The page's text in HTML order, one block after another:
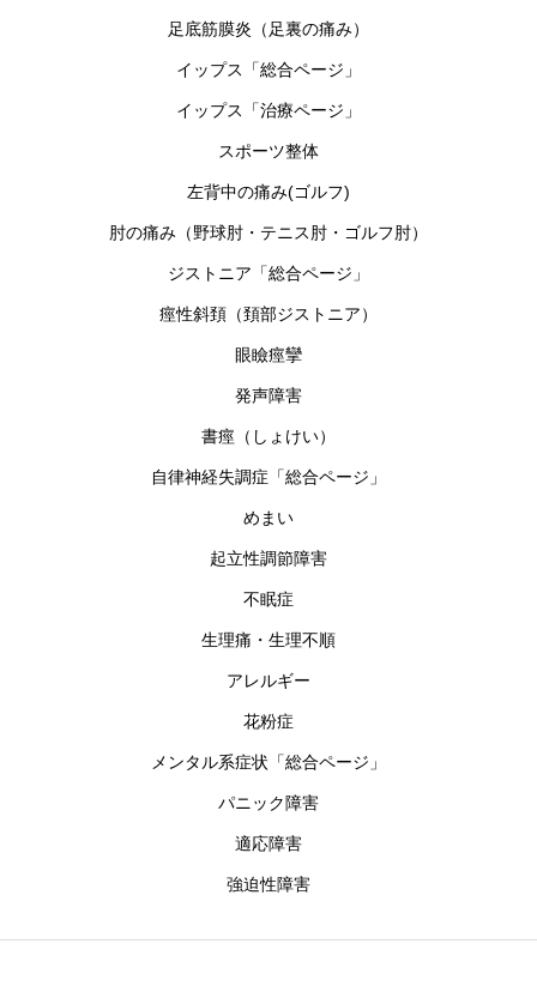
足底筋膜炎（足裏の痛み）
イップス「総合ページ」
イップス「治療ページ」
スポーツ整体
左背中の痛み(ゴルフ)
肘の痛み（野球肘・テニス肘・ゴルフ肘）
ジストニア「総合ページ」
痙性斜頚（頚部ジストニア）
眼瞼痙攣
発声障害
書痙（しょけい）
自律神経失調症「総合ページ」
めまい
起立性調節障害
不眠症
生理痛・生理不順
アレルギー
花粉症
メンタル系症状「総合ページ」
パニック障害
適応障害
強迫性障害